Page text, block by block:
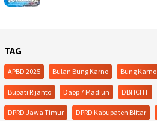
TAG
APBD 2025 Bulan Bung Karno Bung Karno
Bupati Rijanto Daop 7 Madiun DBHCHT
DPRD Jawa Timur DPRD Kabupaten Blitar